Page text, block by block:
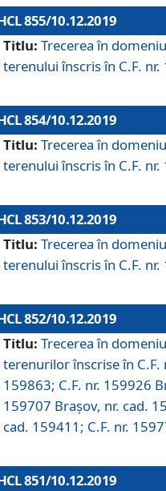
855/10.12.2019
Titlu: Trecerea în
terenului înscris în C.F.
854/10.12.2019
Titlu: Trecerea în
terenului înscris în C.F.
853/10.12.2019
Titlu: Trecerea în
terenului înscris în C.F.
852/10.12.2019
Titlu: Trecerea în
terenurilor înscrise în C.F.
159863; C.F. nr. 159926
159707 Brașov, nr. cad.
cad. 159411; C.F. nr.
851/10.12.2019